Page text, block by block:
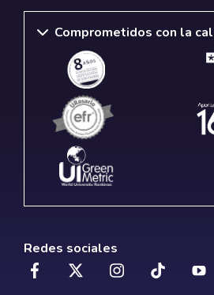
Comprometidos con la
Redes sociales